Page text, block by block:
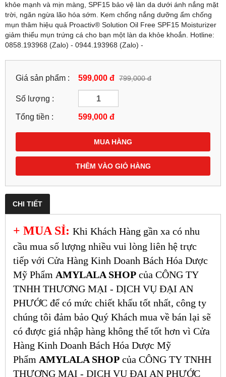
khỏe mạnh và mịn màng, SPF15 bảo vệ làn da dưới ánh nắng mặt
trời, ngăn ngừa lão hóa sớm. Kem chống nắng dưỡng ẩm chống
mụn thâm hiệu quả Proactiv® Solution Oil Free SPF15 Moisturizer
giảm thiểu mụn trứng cá cho bạn một làn da khỏe khoắn. Hotline:
0858.193968 (Zalo) - 0944.193968 (Zalo) -
Giá sản phẩm : 599,000 đ 799,000 đ
Số lượng :
Tổng tiền : 599,000 đ
MUA HÀNG
THÊM VÀO GIỎ HÀNG
CHI TIẾT
+ MUA SỈ: Khi Khách Hàng gần xa có nhu
cầu mua số lượng nhiều vui lòng liên hệ trực
tiếp với Cửa Hàng Kinh Doanh Bách Hóa Dược
Mỹ Phẩm AMYLALA SHOP của CÔNG TY
TNHH THƯƠNG MẠI - DỊCH VỤ ĐẠI AN
PHƯỚC để có mức chiết khấu tốt nhất, công ty
chúng tôi đảm bảo Quý Khách mua về bán lại sẽ
có được giá nhập hàng không thể tốt hơn vì Cửa
Hàng Kinh Doanh Bách Hóa Dược Mỹ
Phẩm AMYLALA SHOP của CÔNG TY TNHH
THƯƠNG MẠI - DỊCH VỤ ĐẠI AN PHƯỚC